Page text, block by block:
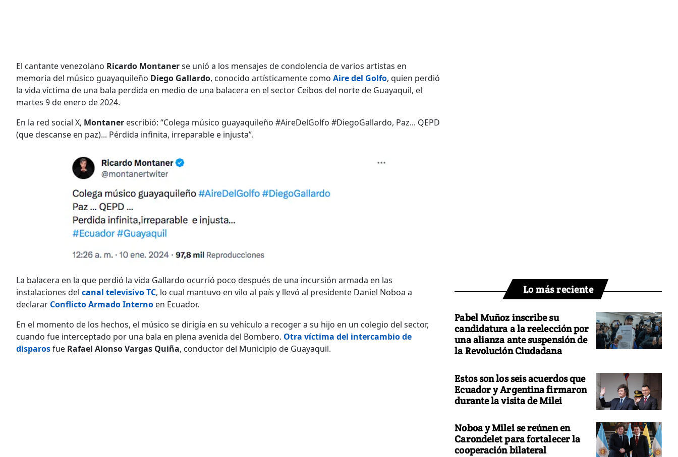
El cantante venezolano Ricardo Montanerse unió a los mensajes de condolencia de varios artistas en
memoria del músico guayaquileño Diego Gallardo, conocido artísticamente como Aire del Golfo, quien perdió
la vida víctima de una bala perdida en medio de una balacera en el sector Ceibos del norte de Guayaquil, el
martes 9 de enero de 2024.
En la red social X, Montaner escribió: “Colega músico guayaquileño #AireDelGolfo #DiegoGallardo, Paz... QEPD
(que descanse en paz)... Pérdida infinita, irreparable e injusta”.
La balacera en la que perdió la vida Gallardo ocurrió poco después de una incursión armada en las
instalaciones del canal televisivo TC, lo cual mantuvo en vilo al país y llevó al presidente Daniel Noboa a
declarar Conflicto Armado Interno en Ecuador.
En el momento de los hechos, el músico se dirigía en su vehículo a recoger a su hijo en un colegio del sector,
cuando fue interceptado por una bala en plena avenida del Bombero. Otra víctima del intercambio de
disparosfue Rafael Alonso Vargas Quiña, conductor del Municipio de Guayaquil.
Lo más reciente
Pabel Muñoz inscribe su
candidatura a la reelección por
una alianza ante suspensión de
la Revolución Ciudadana
Estos son los seis acuerdos que
Ecuador y Argentina firmaron
durante la visita de Milei
Noboa y Milei se reúnen en
Carondelet para fortalecer la
cooperación bilateral